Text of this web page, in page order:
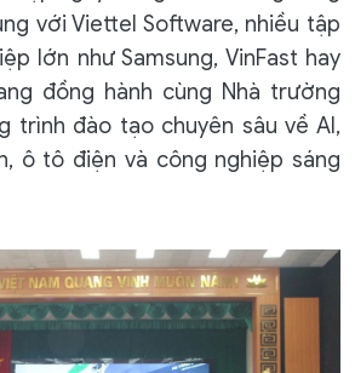
với Viettel Software, nhiều tập
lớn như Samsung, VinFast hay
đồng hành cùng Nhà trường
trình đào tạo chuyên sâu về AI,
ô tô điện và công nghiệp sáng